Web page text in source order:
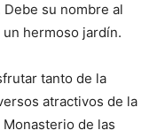
su nombre al
hermoso jardín.
tanto de la
atractivos de la
de las